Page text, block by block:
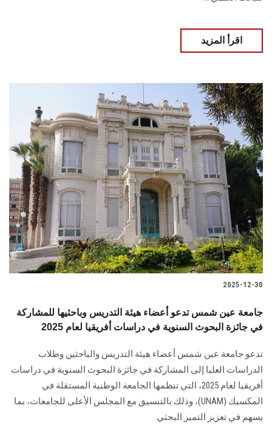
اقرأ المزيد
2025-12-30
جامعة عين شمس تدعو أعضاء هيئة التدريس وباحثيها للمشاركة
في جائزة البحوث السنوية في دراسات أفريقيا لعام 2025
تدعو جامعة عين شمس أعضاء هيئة التدريس والباحثين وطلاب
الدراسات العليا إلى المشاركة في جائزة البحوث السنوية في دراسات
أفريقيا لعام 2025، التي تنظمها الجامعة الوطنية المستقلة في
المكسيك (UNAM)، وذلك بالتنسيق مع المجلس الأعلى للجامعات، بما
يسهم في تعزيز التميز البحثي.